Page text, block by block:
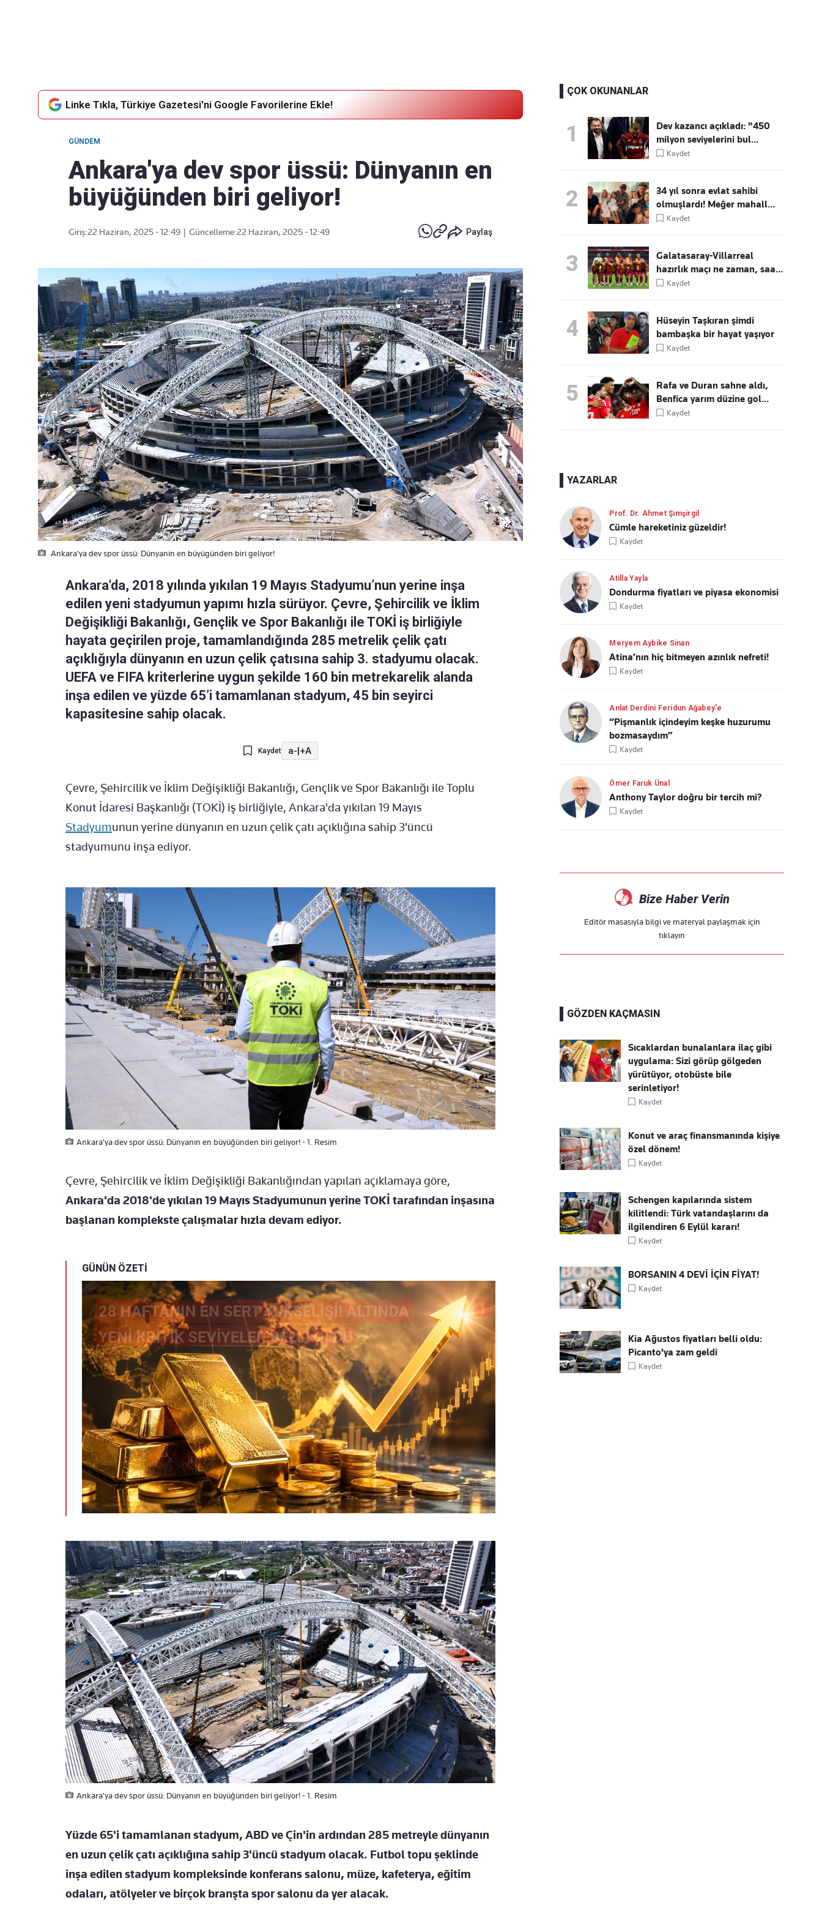
Linke Tıkla, Türkiye Gazetesi'ni Google Favorilerine Ekle!
GÜNDEM
Ankara'ya dev spor üssü: Dünyanın en
büyüğünden biri geliyor!
Giriş:22 Haziran, 2025 - 12:49 Güncelleme:22 Haziran, 2025 - 12:49 Paylaş
Ankara'ya dev spor üssü: Dünyanin en büyügünden biri geliyor!
Ankara'da, 2018 yılında yıkılan 19 Mayıs Stadyumu’nun yerine inşa
edilen yeni stadyumun yapımı hızla sürüyor. Çevre, Şehircilik ve İklim
Değişikliği Bakanlığı, Gençlik ve Spor Bakanlığı ile TOKİ iş birliğiyle
hayata geçirilen proje, tamamlandığında 285 metrelik çelik çatı
açıklığıyla dünyanın en uzun çelik çatısına sahip 3. stadyumu olacak.
UEFA ve FIFA kriterlerine uygun şekilde 160 bin metrekarelik alanda
inşa edilen ve yüzde 65’i tamamlanan stadyum, 45 bin seyirci
kapasitesine sahip olacak.
Kaydet a-|+A
Çevre, Şehircilik ve İklim Değişikliği Bakanlığı, Gençlik ve Spor Bakanlığı ile Toplu
Konut İdaresi Başkanlığı (TOKİ) iş birliğiyle, Ankara'da yıkılan 19 Mayıs
Stadyumunun yerine dünyanın en uzun çelik çatı açıklığına sahip 3'üncü
stadyumunu inşa ediyor.
Ankara'ya dev spor üssü: Dünyanın en büyüğünden biri geliyor! - 1. Resim
Çevre, Şehircilik ve İklim Değişikliği Bakanlığından yapılan açıklamaya göre,
Ankara'da 2018'de yıkılan 19 Mayıs Stadyumunun yerine TOKİ tarafından inşasına
başlanan komplekste çalışmalar hızla devam ediyor.
GÜNÜN ÖZETİ
Ankara'ya dev spor üssü: Dünyanın en büyüğünden biri geliyor! - 1. Resim
Yüzde 65'i tamamlanan stadyum, ABD ve Çin'in ardından 285 metreyle dünyanın
en uzun çelik çatı açıklığına sahip 3'üncü stadyum olacak. Futbol topu şeklinde
inşa edilen stadyum kompleksinde konferans salonu, müze, kafeterya, eğitim
odaları, atölyeler ve birçok branşta spor salonu da yer alacak.
ÇOK OKUNANLAR
1
Dev kazancı açıkladı: "450
milyon seviyelerini bul...
Kaydet
2
34 yıl sonra evlat sahibi
olmuşlardı! Meğer mahall...
Kaydet
3
Galatasaray-Villarreal
hazırlık maçı ne zaman, saa...
Kaydet
4
Hüseyin Taşkıran şimdi
bambaşka bir hayat yaşıyor
Kaydet
5
Rafa ve Duran sahne aldı,
Benfica yarım düzine gol...
Kaydet
YAZARLAR
Prof. Dr. Ahmet Şimşirgil
Cümle hareketiniz güzeldir!
Kaydet
Atilla Yayla
Dondurma fiyatları ve piyasa ekonomisi
Kaydet
Meryem Aybike Sinan
Atina’nın hiç bitmeyen azınlık nefreti!
Kaydet
Anlat Derdini Feridun Ağabey'e
“Pişmanlık içindeyim keşke huzurumu
bozmasaydım”
Kaydet
Ömer Faruk Ünal
Anthony Taylor doğru bir tercih mi?
Kaydet
Bize Haber Verin
Editör masasıyla bilgi ve materyal paylaşmak için
tıklayın
GÖZDEN KAÇMASIN
Sıcaklardan bunalanlara ilaç gibi
uygulama: Sizi görüp gölgeden
yürütüyor, otobüste bile
serinletiyor!
Kaydet
Konut ve araç finansmanında kişiye
özel dönem!
Kaydet
Schengen kapılarında sistem
kilitlendi: Türk vatandaşlarını da
ilgilendiren 6 Eylül kararı!
Kaydet
BORSANIN 4 DEVİ İÇİN FİYAT!
Kaydet
Kia Ağustos fiyatları belli oldu:
Picanto'ya zam geldi
Kaydet